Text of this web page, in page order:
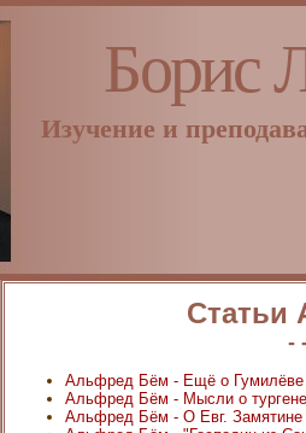
Борис
Изучение и
Статьи
-
Альфред Бём - Ещё о Гумилёве
Альфред Бём - Мысли о
Альфред Бём - О Евг. Замятине